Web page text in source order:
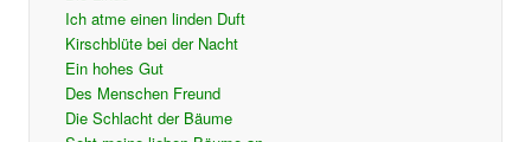
Ich atme einen linden Duft
Kirschblüte bei der Nacht
Ein hohes Gut
Des Menschen Freund
Die Schlacht der Bäume